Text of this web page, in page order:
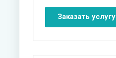
Заказать услугу